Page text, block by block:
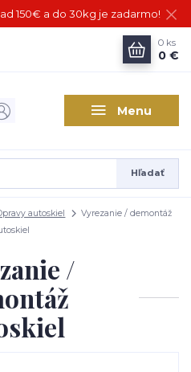
150€ a do 30kg je zadarmo!
Menu
Hľadať
0 ks
0 €
autoskiel
Vyrezanie / demontáž
/